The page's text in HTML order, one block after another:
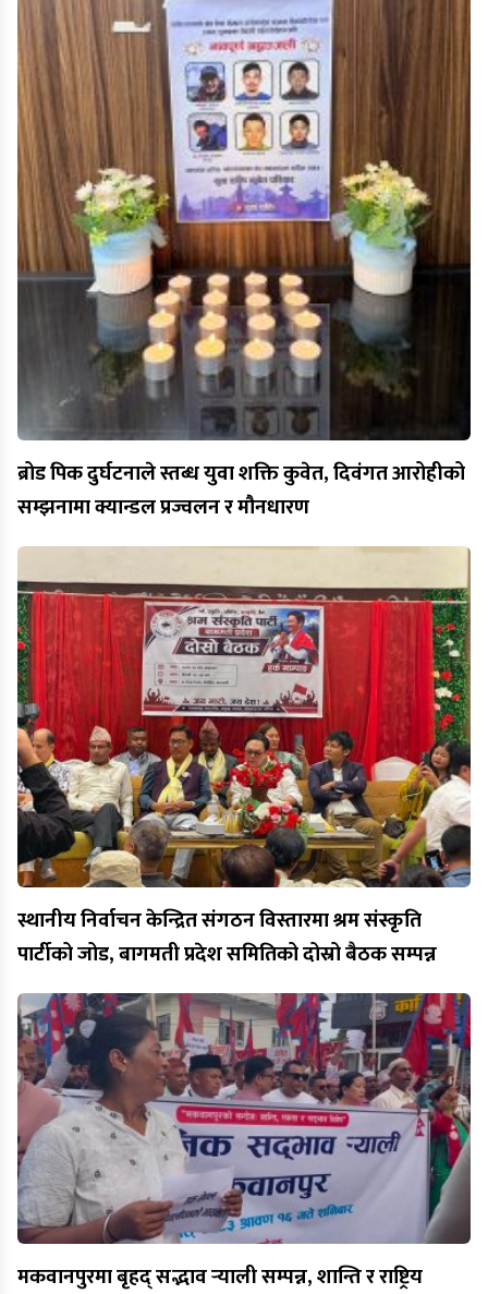
ब्रोड पिक दुर्घटनाले स्तब्ध युवा शक्ति कुवेत, दिवंगत आरोहीको
सम्झनामा क्यान्डल प्रज्वलन र मौनधारण
स्थानीय निर्वाचन केन्द्रित संगठन विस्तारमा श्रम संस्कृति
पार्टीको जोड, बागमती प्रदेश समितिको दोस्रो बैठक सम्पन्न
मकवानपुरमा बृहद् सद्भाव र्‍याली सम्पन्न, शान्ति र राष्ट्रिय